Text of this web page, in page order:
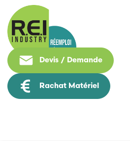
Devis / Demande
Rachat Matériel